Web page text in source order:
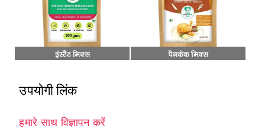
उपयोगी लिंक
हमारे साथ विज्ञापन करें